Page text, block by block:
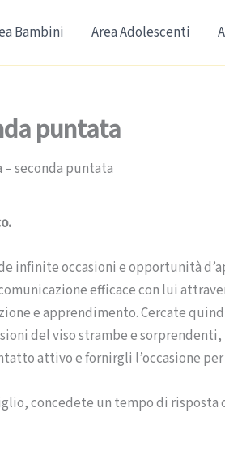
Bambini Area Adolescenti
puntata
seconda puntata
infinite occasioni e opportunità
efficace con lui
e apprendimento. Cercate
del viso strambe e
attivo e fornirgli l’occasione
concedete un tempo di risposta